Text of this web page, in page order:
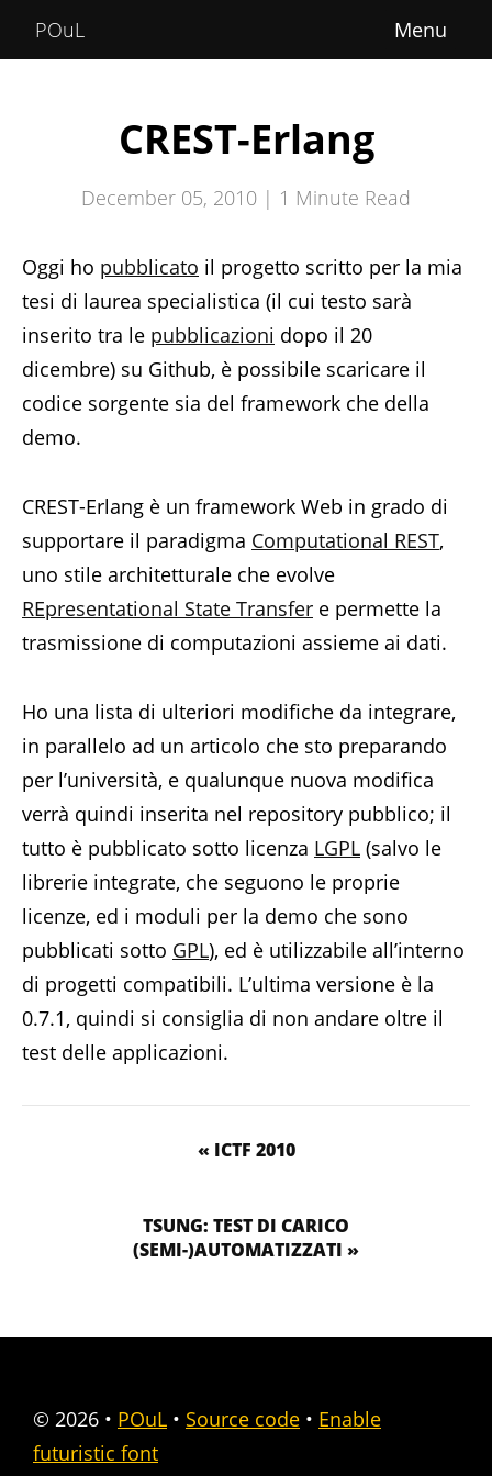
POuL
Home
Posts
CREST-Erlang
December 05, 2010 | 1 Minute Read
Oggi ho pubblicato il progetto scritto per la mia
tesi di laurea specialistica (il cui testo sarà
inserito tra le pubblicazioni dopo il 20
dicembre) su Github, è possibile scaricare il
codice sorgente sia del framework che della
demo.
CREST-Erlang è un framework Web in grado di
supportare il paradigma Computational REST,
uno stile architetturale che evolve
REpresentational State Transfer e permette la
trasmissione di computazioni assieme ai dati.
Ho una lista di ulteriori modifiche da integrare,
in parallelo ad un articolo che sto preparando
per l’università, e qualunque nuova modifica
verrà quindi inserita nel repository pubblico; il
tutto è pubblicato sotto licenza LGPL (salvo le
librerie integrate, che seguono le proprie
licenze, ed i moduli per la demo che sono
pubblicati sotto GPL), ed è utilizzabile all’interno
di progetti compatibili. L’ultima versione è la
0.7.1, quindi si consiglia di non andare oltre il
test delle applicazioni.
« ICTF 2010
TSUNG: TEST DI CARICO
(SEMI-)AUTOMATIZZATI »
© 2026 • POuL • Source code • Enable
futuristic font